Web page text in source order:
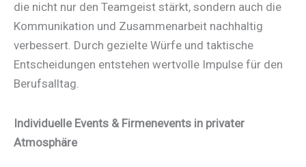
die nicht nur den Teamgeist stärkt, sondern auch die
Kommunikation und Zusammenarbeit nachhaltig
verbessert. Durch gezielte Würfe und taktische
Entscheidungen entstehen wertvolle Impulse für den
Berufsalltag.
Individuelle Events & Firmenevents in privater
Atmosphäre